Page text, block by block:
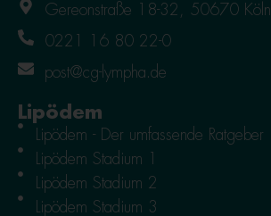
Gereonstraße 18-32, 50670 Köln
0221 16 80 22-0
post@cg-lympha.de
Lipödem
Lipödem - Der umfassende Ratgeber
Lipödem Stadium 1
Lipödem Stadium 2
Lipödem Stadium 3